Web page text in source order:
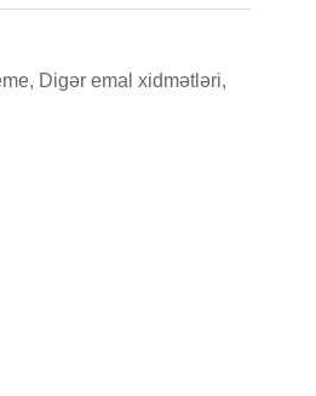
Digər emal xidmətləri,